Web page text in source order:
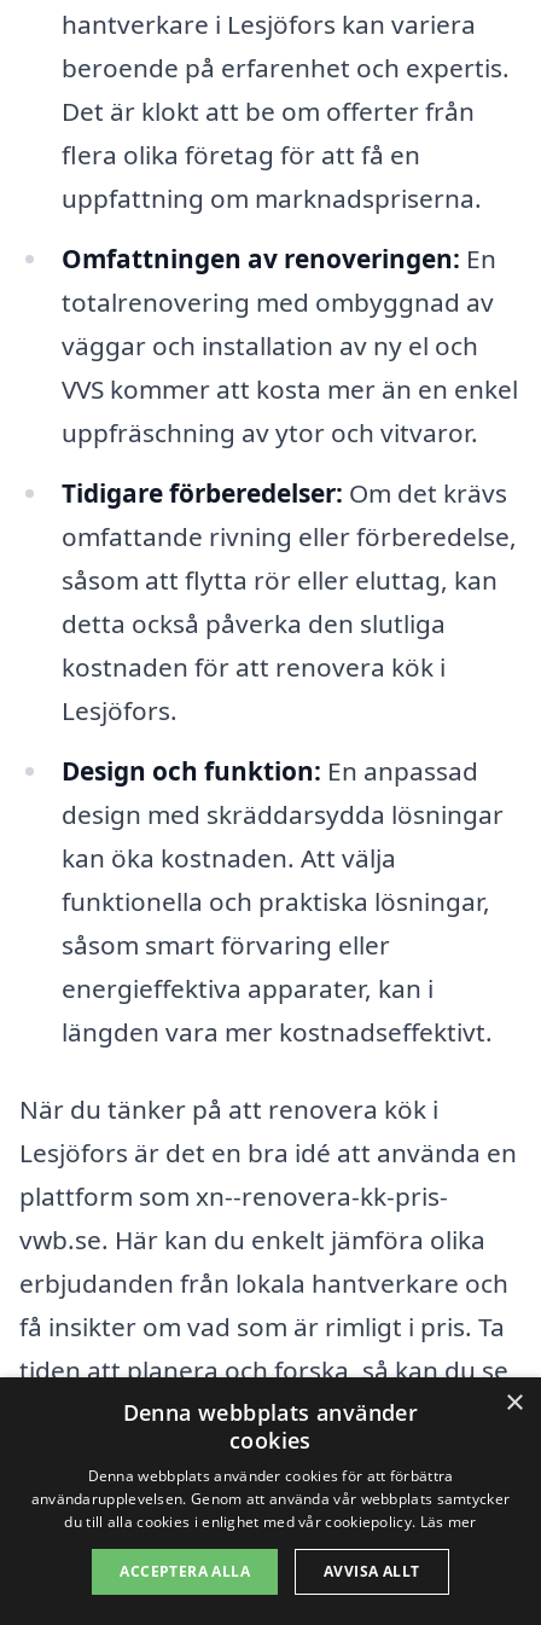
hantverkare i Lesjöfors kan variera
beroende på erfarenhet och expertis.
Det är klokt att be om offerter från
flera olika företag för att få en
uppfattning om marknadspriserna.
Omfattningen av renoveringen: En
totalrenovering med ombyggnad av
väggar och installation av ny el och
VVS kommer att kosta mer än en enkel
uppfräschning av ytor och vitvaror.
Tidigare förberedelser: Om det krävs
omfattande rivning eller förberedelse,
såsom att flytta rör eller eluttag, kan
detta också påverka den slutliga
kostnaden för att renovera kök i
Lesjöfors.
Design och funktion: En anpassad
design med skräddarsydda lösningar
kan öka kostnaden. Att välja
funktionella och praktiska lösningar,
såsom smart förvaring eller
energieffektiva apparater, kan i
längden vara mer kostnadseffektivt.
När du tänker på att renovera kök i
Lesjöfors är det en bra idé att använda en
plattform som xn--renovera-kk-pris-
vwb.se. Här kan du enkelt jämföra olika
erbjudanden från lokala hantverkare och
få insikter om vad som är rimligt i pris. Ta
tiden att planera och forska, så kan du se
till att din köksrenovering blir en både
kostnadseffektiv och givande upplevelse.
Få 3 erbjudanden, gratis och utan
förpliktelser
×
Denna webbplats använder
cookies
Denna webbplats använder cookies för att förbättra
användarupplevelsen. Genom att använda vår webbplats samtycker
du till alla cookies i enlighet med vår cookiepolicy. Läs mer
ACCEPTERA ALLA AVVISA ALLT